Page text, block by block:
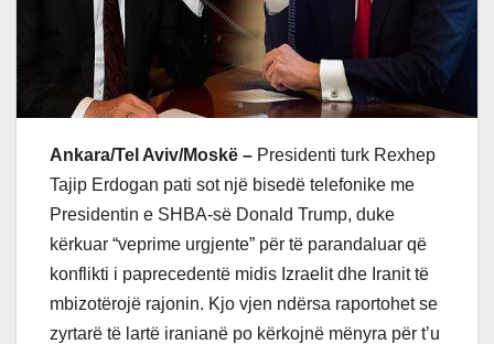
Ankara/Tel Aviv/Moskë – Presidenti turk Rexhep
Tajip Erdogan pati sot një bisedë telefonike me
Presidentin e SHBA-së Donald Trump, duke
kërkuar “veprime urgjente” për të parandaluar që
konflikti i paprecedentë midis Izraelit dhe Iranit të
mbizotërojë rajonin. Kjo vjen ndërsa raportohet se
zyrtarë të lartë iranianë po kërkojnë mënyra për t’u